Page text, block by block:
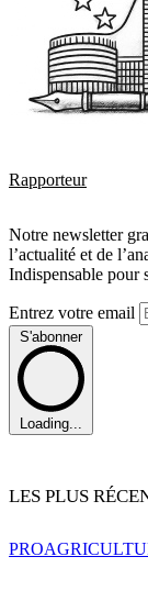
Rapporteur
Notre newsletter
l’actualité et de
Indispensable pour
Entrez votre email
S'abonner
Loading...
LES PLUS
PRO